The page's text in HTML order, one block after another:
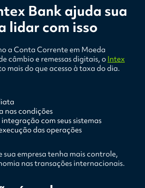
Bank ajuda sua
lidar com isso
a Conta Corrente em Moeda
câmbio e remessas digitais, o Intex
mais do que acesso à taxa do dia.
nas condições
com seus sistemas
das operações
sua empresa tenha mais controle,
nas transações internacionais.